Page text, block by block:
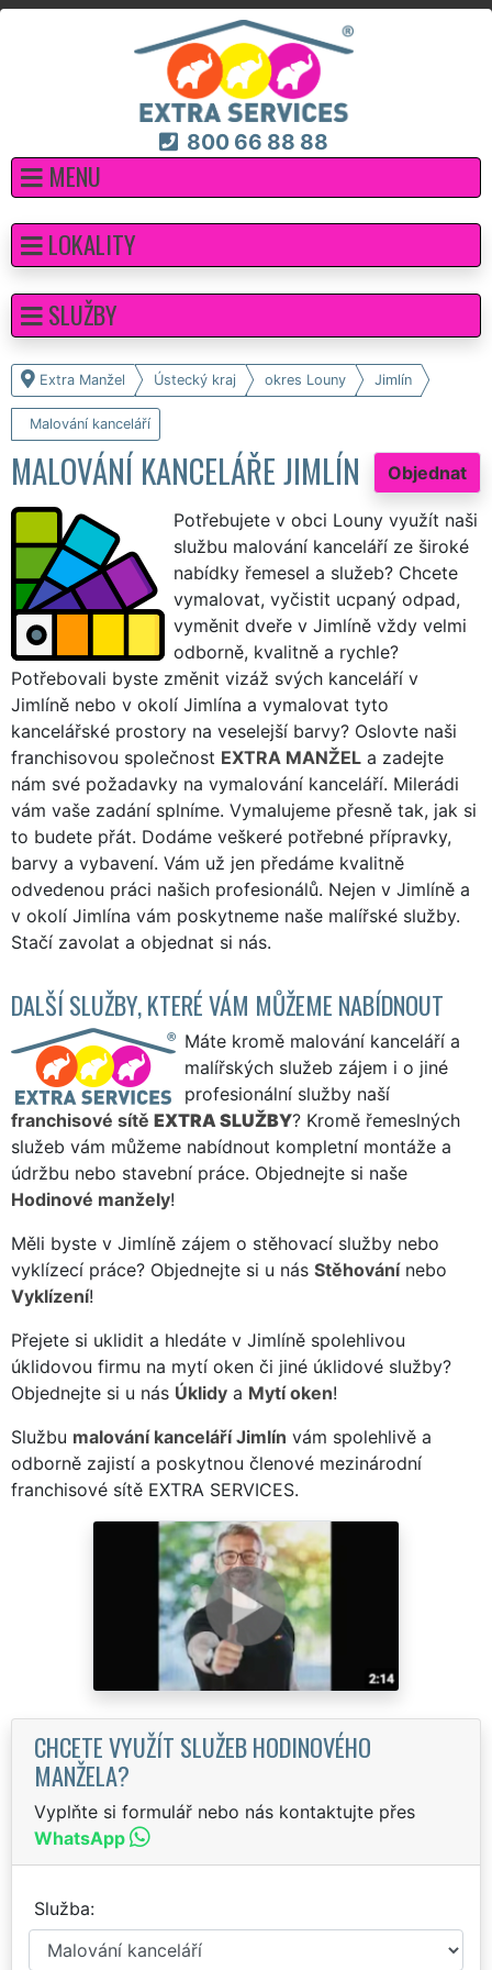
800 66 88 88
MENU
Extra Manžel Ústecký kraj okres Louny Jimlín
Malování kanceláří
Objednat
MALOVÁNÍ KANCELÁŘE JIMLÍN
Potřebujete v obci Louny využít naši
službu malování kanceláří ze široké
nabídky řemesel a služeb? Chcete
vymalovat, vyčistit ucpaný odpad,
vyměnit dveře v Jimlíně vždy velmi
odborně, kvalitně a rychle?
Potřebovali byste změnit vizáž svých kanceláří v
Jimlíně nebo v okolí Jimlína a vymalovat tyto
kancelářské prostory na veselejší barvy? Oslovte naši
franchisovou společnost EXTRA MANŽEL a zadejte
nám své požadavky na vymalování kanceláří. Milerádi
vám vaše zadání splníme. Vymalujeme přesně tak, jak si
to budete přát. Dodáme veškeré potřebné přípravky,
barvy a vybavení. Vám už jen předáme kvalitně
odvedenou práci našich profesionálů. Nejen v Jimlíně a
v okolí Jimlína vám poskytneme naše malířské služby.
Stačí zavolat a objednat si nás.
DALŠÍ SLUŽBY, KTERÉ VÁM MŮŽEME NABÍDNOUT
Máte kromě malování kanceláří a
malířských služeb zájem i o jiné
profesionální služby naší
franchisové sítě EXTRA SLUŽBY? Kromě řemeslných
služeb vám můžeme nabídnout kompletní montáže a
údržbu nebo stavební práce. Objednejte si naše
Hodinové manžely!
Měli byste v Jimlíně zájem o stěhovací služby nebo
vyklízecí práce? Objednejte si u nás Stěhovánínebo
Vyklízení!
Přejete si uklidit a hledáte v Jimlíně spolehlivou
úklidovou firmu na mytí oken či jiné úklidové služby?
Objednejte si u nás Úklidy a Mytí oken!
Službu malování kanceláří Jimlín vám spolehlivě a
odborně zajistí a poskytnou členové mezinárodní
franchisové sítě EXTRA SERVICES.
CHCETE VYUŽÍT SLUŽEB HODINOVÉHO
MANŽELA?
Vyplňte si formulář nebo nás kontaktujte přes
WhatsApp
Služba
LOKALITY
SLUŽBY